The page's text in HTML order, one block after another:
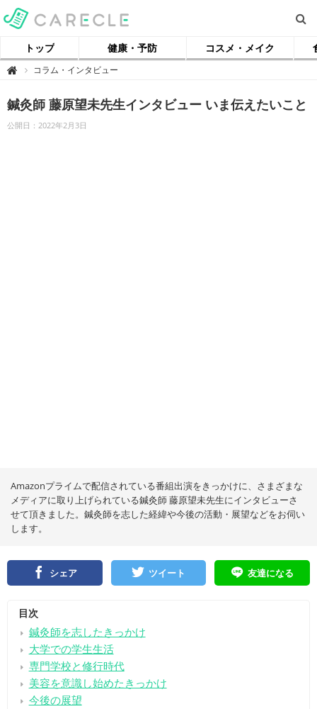
トップ 健康・予防 コスメ・メイク
 【
ル
】
コラム・インタビュー
鍼灸師 藤原望未先生インタビュー いま伝えたいこと
公開日：2022年2月3日
Amazonプライムで配信されている番組出演をきっかけに、さまざまな
メディアに取り上げられている鍼灸師 藤原望未先生にインタビューさ
せて頂きました。鍼灸師を志した経緯や今後の活動・展望などをお伺い
します。
シェア ツイート 友達になる
目次
鍼灸師を志したきっかけ
大学での学生生活
専門学校と修行時代
美容を意識し始めたきっかけ
今後の展望